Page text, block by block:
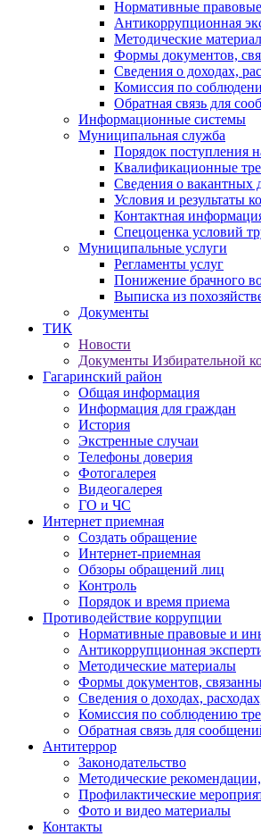
Нормативные
Антикоррупционная
Методические
Формы документов,
Сведения о доходах,
Комиссия по
Обратная связь для
Информационные системы
Муниципальная служба
Порядок поступления
Квалификационные
Сведения о вакантных
Условия и результаты
Контактная
Спецоценка условий
Муниципальные услуги
Регламенты услуг
Понижение брачного
Выписка из
Документы
ТИК
Новости
Документы Избирательной
Гагаринский район
Общая информация
Информация для граждан
История
Экстренные случаи
Телефоны доверия
Фотогалерея
Видеогалерея
ГО и ЧС
Интернет приемная
Создать обращение
Интернет-приемная
Обзоры обращений лиц
Контроль
Порядок и время приема
Противодействие коррупции
Нормативные правовые и
Антикоррупционная
Методические материалы
Формы документов,
Сведения о доходах,
Комиссия по соблюдению
Обратная связь для
Антитеррор
Законодательство
Методические
Профилактические
Фото и видео материалы
Контакты